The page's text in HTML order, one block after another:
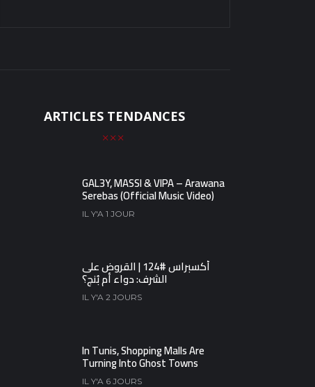
ARTICLES TENDANCES
GAL3Y, MASSI & VIPA – Arawana
Serebas (Official Music Video)
IL Y'A 1 JOUR
أكسبراس #124 | القروض على
الشرف: دواء أم بُنج؟
IL Y'A 2 JOURS
In Tunis, Shopping Malls Are
Turning Into Ghost Towns
IL Y'A 6 JOURS